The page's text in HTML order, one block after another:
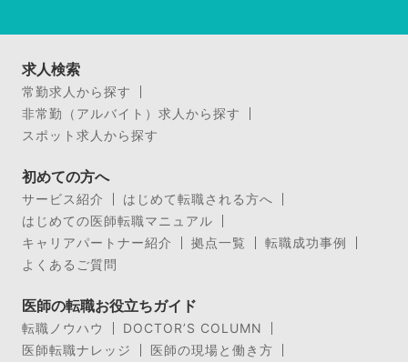
求人検索
常勤求人から探す
非常勤（アルバイト）求人から探す
スポット求人から探す
初めての方へ
サービス紹介
はじめて転職される方へ
はじめての医師転職マニュアル
キャリアパートナー紹介
拠点一覧
転職成功事例
よくあるご質問
医師の転職お役立ちガイド
転職ノウハウ
DOCTOR’S COLUMN
医師転職ナレッジ
医師の現場と働き方